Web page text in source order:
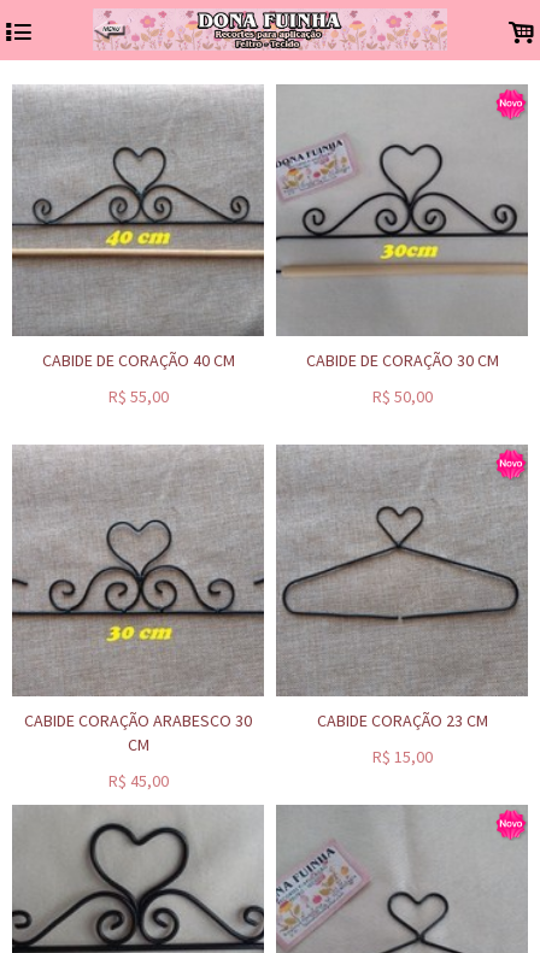
4 .
CABIDE DE CORAÇÃO 40 CM
R$ 55,00
CABIDE DE CORAÇÃO 30 CM
R$ 50,00
CABIDE CORAÇÃO ARABESCO 30
CM
R$ 45,00
CABIDE CORAÇÃO 23 CM
R$ 15,00